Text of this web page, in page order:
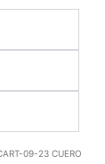
09-23 CUERO